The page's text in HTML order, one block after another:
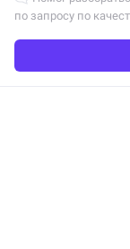
по запросу по